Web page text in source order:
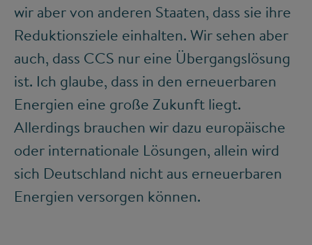
wir aber von anderen Staaten, dass sie ihre
Reduktionsziele einhalten. Wir sehen aber
auch, dass CCS nur eine Übergangslösung
ist. Ich glaube, dass in den erneuerbaren
Energien eine große Zukunft liegt.
Allerdings brauchen wir dazu europäische
oder internationale Lösungen, allein wird
sich Deutschland nicht aus erneuerbaren
Energien versorgen können.